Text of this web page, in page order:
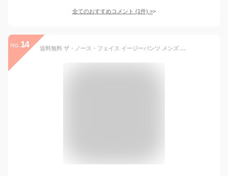
全てのおすすめコメント (1件) >
no. 14 送料無料 ザ・ノース・フェイス イージーパンツ メンズ レディース THE NORTH FACE バーサタイルパンツ 軽量 ナイロン ロングパンツ ポケッタブル コンパクト 携帯 アウトドア キャンプ 旅行 レジャー ユニセックス 長ズボン ボトムス 服 ブランド アパレル/NB32550